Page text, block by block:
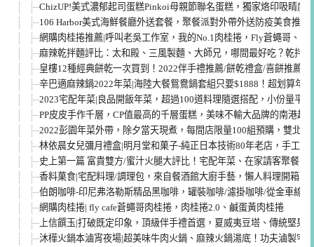
ChizUP!美式濃郁起司蛋糕Pinkoi母親節聯名蛋糕，獨家烙印吸睛度
106 Harbor美式海鮮餐廳外送套餐，聚餐派對外帶外送防疫美食推薦
網購肉桂捲推薦|呼叫老吳工作室，我的No.1肉桂捲，Fly蒼蠅哥、
麻辣乾拌麵評比：太和殿、三風製麵、大師兄，哪間最好吃？乾拌
皇樓12種經典餅乾一次買到！2022伴手禮推薦/餅乾禮盒/喜餅推薦
辛巴適麻辣鍋2022年菜|海陸大餐鴛鴦鍋套組只要$1888！超划算年
2023宅配年菜|良品開飯年菜，超過100道料理隨選搭配，小份量平
PP皮皮手作千層，CP值最高的千層蛋糕，美味不輸大品牌的南港超
2022彭園年菜外帶，除夕當天現煮，每間店限量100組預購，雙北年
林依晨女兒彌月禮盒|明月堂和菓子-純正日本技術80年老店，手工彌
史上第一篇 富貴雙方/蜜汁火腿大評比！宅配年菜、在家請客聚餐
香料菓食|宅配料理/調理包，來自餐酒館大廚手藝，懶人料理開箱
伯朗咖啡-印尼弗洛勒斯精品黑咖啡，罐裝咖啡/濾掛咖啡/從金車線
網購肉桂捲| fly cafe蒼蠅哥肉桂捲，肉桂捲2.0、鹹蛋黃肉桂捲
上信饌玉|打破既定印象，頂級伴手禮首選，夏威夷豆塔、傳統堅果
沐樺火鍋本滷宵夜場|超美味牛肉火鍋、麻辣火鍋湯底！功夫滷製宅